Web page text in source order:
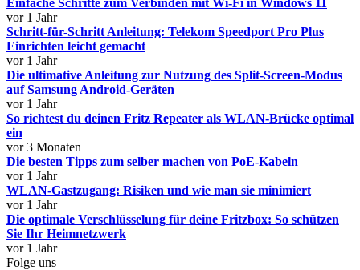
Einfache Schritte zum Verbinden mit Wi-Fi in Windows 11
vor 1 Jahr
Schritt-für-Schritt Anleitung: Telekom Speedport Pro Plus
Einrichten leicht gemacht
vor 1 Jahr
Die ultimative Anleitung zur Nutzung des Split-Screen-Modus
auf Samsung Android-Geräten
vor 1 Jahr
So richtest du deinen Fritz Repeater als WLAN-Brücke optimal
ein
vor 3 Monaten
Die besten Tipps zum selber machen von PoE-Kabeln
vor 1 Jahr
WLAN-Gastzugang: Risiken und wie man sie minimiert
vor 1 Jahr
Die optimale Verschlüsselung für deine Fritzbox: So schützen
Sie Ihr Heimnetzwerk
vor 1 Jahr
Folge uns